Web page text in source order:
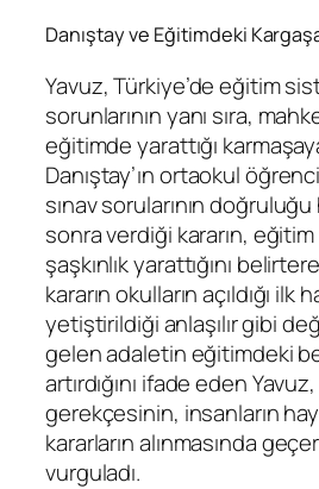
Danıştay ve Eğitimdeki
Yavuz, Türkiye’de eğitim
sorunlarının yanı sıra,
eğitimde yarattığı
Danıştay’ın ortaokul
sınav sorularının doğruluğu
sonra verdiği kararın, eğitim
şaşkınlık yarattığını
kararın okulların açıldığı ilk
yetiştirildiği anlaşılır gibi
gelen adaletin eğitimdeki
artırdığını ifade eden
gerekçesinin, insanların
kararların alınmasında
vurguladı.